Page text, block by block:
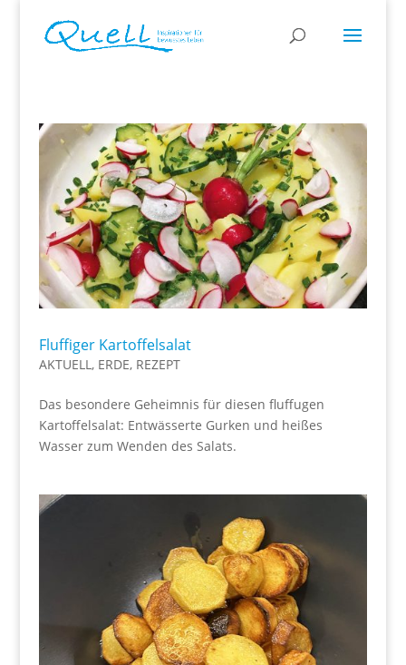
Fluffiger Kartoffelsalat
AKTUELL, ERDE, REZEPT
Das besondere Geheimnis für diesen fluffugen
Kartoffelsalat: Entwässerte Gurken und heißes
Wasser zum Wenden des Salats.